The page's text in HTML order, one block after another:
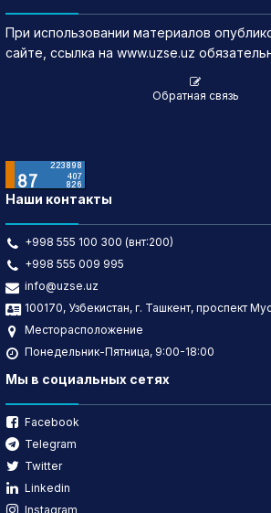
При использовании материалов
сайте, ссылка на www.uzse.uz
Обратная связь
Наши контакты
+998 555 100 300 (внт:200)
+998 555 009 995
info@uzse.uz
100170, Узбекистан, г. Ташкент, проспект
Месторасположение
Понедельник-Пятница, 9:00-18:00
Мы в социальных сетях
Facebook
Telegram
Twitter
Linkedin
Instagram